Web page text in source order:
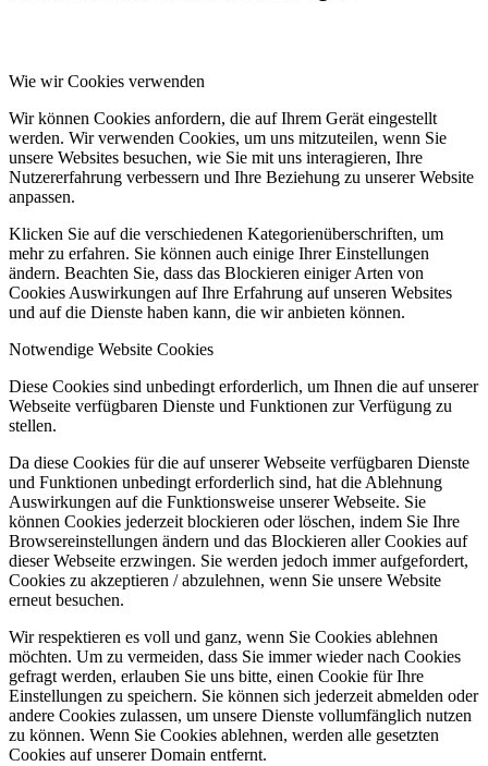
Wie wir Cookies verwenden
Wir können Cookies anfordern, die auf Ihrem Gerät eingestellt
werden. Wir verwenden Cookies, um uns mitzuteilen, wenn Sie
unsere Websites besuchen, wie Sie mit uns interagieren, Ihre
Nutzererfahrung verbessern und Ihre Beziehung zu unserer Website
anpassen.
Klicken Sie auf die verschiedenen Kategorienüberschriften, um
mehr zu erfahren. Sie können auch einige Ihrer Einstellungen
ändern. Beachten Sie, dass das Blockieren einiger Arten von
Cookies Auswirkungen auf Ihre Erfahrung auf unseren Websites
und auf die Dienste haben kann, die wir anbieten können.
Notwendige Website Cookies
Diese Cookies sind unbedingt erforderlich, um Ihnen die auf unserer
Webseite verfügbaren Dienste und Funktionen zur Verfügung zu
stellen.
Da diese Cookies für die auf unserer Webseite verfügbaren Dienste
und Funktionen unbedingt erforderlich sind, hat die Ablehnung
Auswirkungen auf die Funktionsweise unserer Webseite. Sie
können Cookies jederzeit blockieren oder löschen, indem Sie Ihre
Browsereinstellungen ändern und das Blockieren aller Cookies auf
dieser Webseite erzwingen. Sie werden jedoch immer aufgefordert,
Cookies zu akzeptieren / abzulehnen, wenn Sie unsere Website
erneut besuchen.
Wir respektieren es voll und ganz, wenn Sie Cookies ablehnen
möchten. Um zu vermeiden, dass Sie immer wieder nach Cookies
gefragt werden, erlauben Sie uns bitte, einen Cookie für Ihre
Einstellungen zu speichern. Sie können sich jederzeit abmelden oder
andere Cookies zulassen, um unsere Dienste vollumfänglich nutzen
zu können. Wenn Sie Cookies ablehnen, werden alle gesetzten
Cookies auf unserer Domain entfernt.